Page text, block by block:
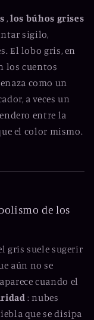
,los búhos grises
sigilo,
El lobo gris, en
los cuentos
como un
a veces un
entre la
el color mismo.
de los
gris suele sugerir
aún no se
cuando el
: nubes
que se disipa